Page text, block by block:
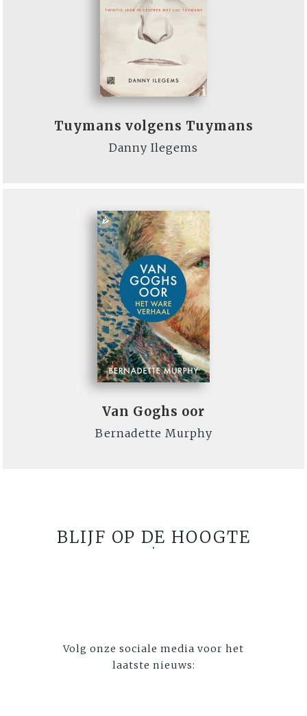
Tuymans volgens Tuymans
Danny Ilegems
Van Goghs oor
Bernadette Murphy
BLIJF OP DE HOOGTE
Volg onze sociale media voor het
laatste nieuws: